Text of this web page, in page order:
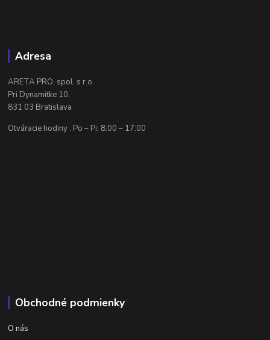
Adresa
ARETA PRO, spol. s r.o.
Pri Dynamitke 10,
831 03 Bratislava
Otváracie hodiny : Po – Pi: 8:00 – 17:00
Obchodné podmienky
O nás